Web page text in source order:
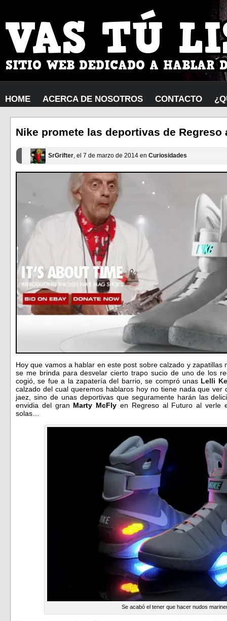
HOME ACERCA DE NOSOTROS CONTACTO
Nike promete las deportivas de Regreso
SrGrifter, el 7 de marzo de 2014 en Curiosidades
Hoy que vamos a hablar en este post sobre calzado y
se me brinda para desvelar cierto trapo sucio de uno de los
cogió, se fue a la zapatería del barrio, se compró unas Lelli
calzado del cual queremos hablaros hoy no tiene nada que
jaez, sino de unas deportivas que seguramente harán las
envidia del gran Marty McFly en Regreso al Futuro al verle
solas…
Se acabó el tener que hacer nudos